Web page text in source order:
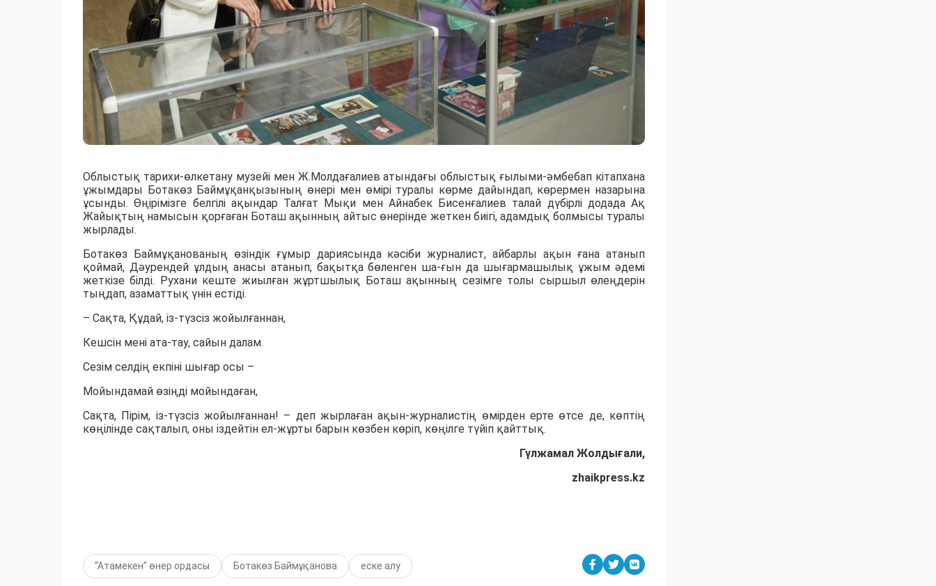
Облыстық тарихи-өлкетану музейі мен Ж.Молдағалиев атындағы облыстық ғылыми-әмбебап кітапхана
ұжымдары Ботакөз Баймұқанқызының өнері мен өмірі туралы көрме дайындап, көрермен назарына
ұсынды. Өңірімізге белгілі ақындар Талғат Мықи мен Айнабек Бисенғалиев талай дүбірлі додада Ақ
Жайықтың намысын қорғаған Боташ ақынның айтыс өнерінде жеткен биігі, адамдық болмысы туралы
жырлады.
Ботакөз Баймұқанованың өзіндік ғұмыр дариясында кәсіби журналист, айбарлы ақын ғана атанып
қоймай, Дәурендей ұлдың анасы атанып, бақытқа бөленген ша-ғын да шығармашылық ұжым әдемі
жеткізе білді. Рухани кеште жиылған жұртшылық Боташ ақынның сезімге толы сыршыл өлеңдерін
тыңдап, азаматтық үнін естіді.
– Сақта, Құдай, із-түзсіз жойылғаннан,
Кешсін мені ата-тау, сайын далам.
Сезім селдің екпіні шығар осы –
Мойындамай өзіңді мойындаған,
Сақта, Пірім, із-түзсіз жойылғаннан! – деп жырлаған ақын-журналистің өмірден ерте өтсе де, көптің
көңілінде сақталып, оны іздейтін ел-жұрты барын көзбен көріп, көңілге түйіп қайттық.
Гүлжамал Жолдығали,
zhaikpress.kz
“Атамекен” өнер ордасы Ботакөз Баймұқанова еске алу